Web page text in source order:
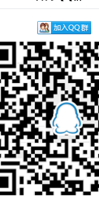
), s.getClass().